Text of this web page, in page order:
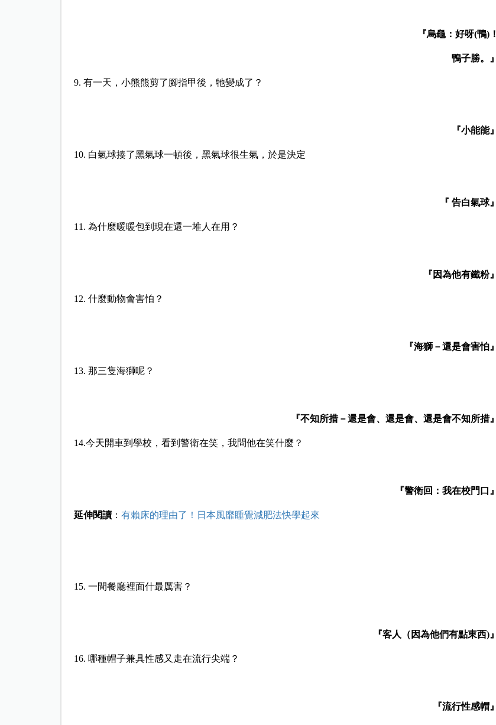
『烏龜：好呀(鴨)！
鴨子勝。』
9. 有一天，小熊熊剪了腳指甲後，牠變成了？
『小能能』
10. 白氣球揍了黑氣球一頓後，黑氣球很生氣，於是決定
『 告白氣球』
11. 為什麼暖暖包到現在還一堆人在用？
『因為他有鐵粉』
12. 什麼動物會害怕？
『海獅－還是會害怕』
13. 那三隻海獅呢？
『不知所措－還是會、還是會、還是會不知所措』
14.今天開車到學校，看到警衛在笑，我問他在笑什麼？
『警衛回：我在校門口』
延伸閱讀： 有賴床的理由了！日本風靡睡覺減肥法快學起來
15. 一間餐廳裡面什最厲害？
『客人（因為他們有點東西)』
16. 哪種帽子兼具性感又走在流行尖端？
『流行性感帽』